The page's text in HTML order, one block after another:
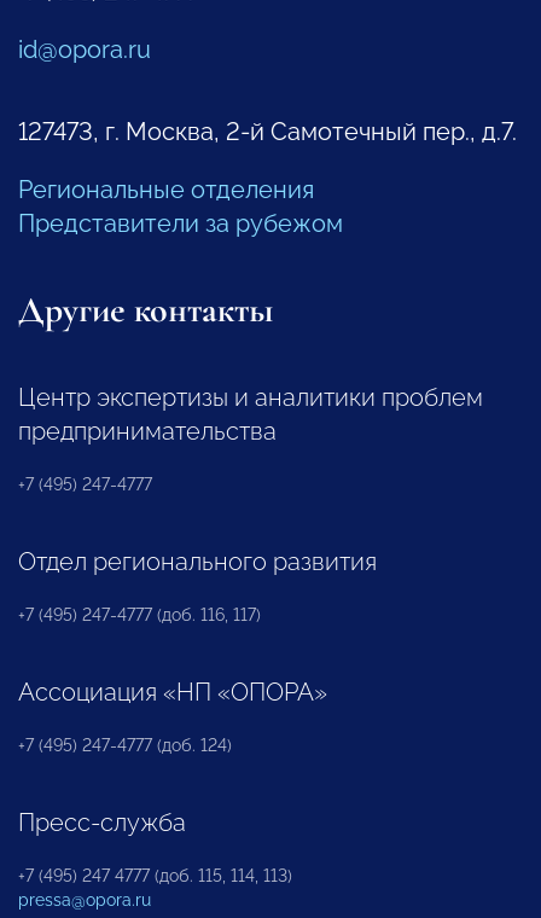
id@opora.ru
127473, г. Москва, 2-й Самотечный пер., д.7.
Региональные отделения
Представители за рубежом
Другие контакты
Центр экспертизы и аналитики проблем
предпринимательства
+7 (495) 247-4777
Отдел регионального развития
+7 (495) 247-4777 (доб. 116, 117)
Ассоциация «НП «ОПОРА»
+7 (495) 247-4777 (доб. 124)
Пресс-служба
+7 (495) 247 4777 (доб. 115, 114, 113)
pressa@opora.ru